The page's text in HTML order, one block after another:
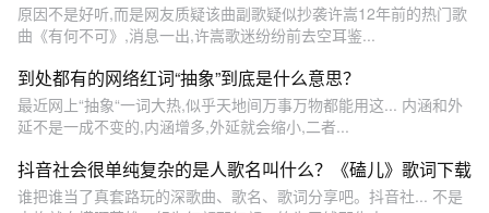
原因不是好听,而是网友质疑该曲副歌疑似抄袭许嵩12年前的热门歌
曲《有何不可》,消息一出,许嵩歌迷纷纷前去空耳鉴...
到处都有的网络红词“抽象”到底是什么意思？
最近网上“抽象“一词大热,似乎天地间万事万物都能用这... 内涵和外
延不是一成不变的,内涵增多,外延就会缩小,二者...
抖音社会很单纯复杂的是人歌名叫什么？《磕儿》歌词下载
谁把谁当了真套路玩的深歌曲、歌名、歌词分享吧。抖音社... 不是